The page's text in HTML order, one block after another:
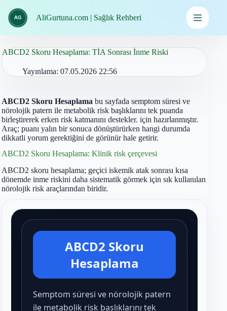
geç
AliGurtuna.com | Sağlık Rehberi
ABCD2 Skoru Hesaplama: TİA Sonrası İnme Riski
Yayınlama: 07.05.2026 22:56
ABCD2 Skoru Hesaplama bu sayfada semptom süresi ve
nörolojik patern ile metabolik risk başlıklarını tek puanda
birleştirerek erken risk katmanını destekler. için hazırlanmıştır.
Araç; puanı yalın bir sonuca dönüştürürken hangi durumda
dikkatli yorum gerektiğini de görünür hale getirir.
ABCD2 Skoru Hesaplama: Klinik risk çerçevesi
ABCD2 skoru hesaplama; geçici iskemik atak sonrası kısa
dönemde inme riskini daha sistematik görmek için sık kullanılan
nörolojik risk araçlarından biridir.